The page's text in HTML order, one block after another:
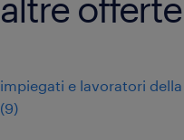
altre
impiegati e lavoratori
(9)